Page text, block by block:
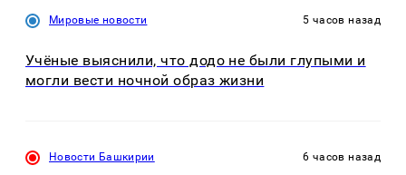
Мировые новости 5 часов назад
Учёные выяснили, что додо не были глупыми и
могли вести ночной образ жизни
Новости Башкирии 6 часов назад